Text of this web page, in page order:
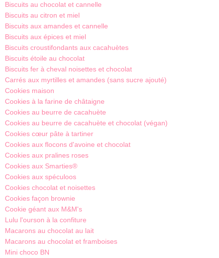
Biscuits au chocolat et cannelle
Biscuits au citron et miel
Biscuits aux amandes et cannelle
Biscuits aux épices et miel
Biscuits croustifondants aux cacahuètes
Biscuits étoile au chocolat
Biscuits fer à cheval noisettes et chocolat
Carrés aux myrtilles et amandes (sans sucre ajouté)
Cookies maison
Cookies à la farine de châtaigne
Cookies au beurre de cacahuète
Cookies au beurre de cacahuète et chocolat (végan)
Cookies cœur pâte à tartiner
Cookies aux flocons d'avoine et chocolat
Cookies aux pralines roses
Cookies aux Smarties®
Cookies aux spéculoos
Cookies chocolat et noisettes
Cookies façon brownie
Cookie géant aux M&M's
Lulu l'ourson à la confiture
Macarons au chocolat au lait
Macarons au chocolat et framboises
Mini choco BN